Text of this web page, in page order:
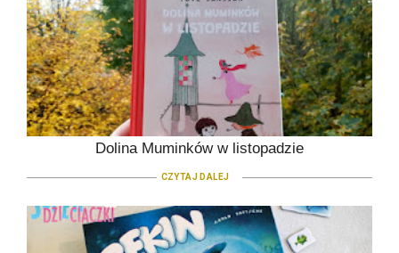
Dolina Muminków w listopadzie
CZYTAJ DALEJ